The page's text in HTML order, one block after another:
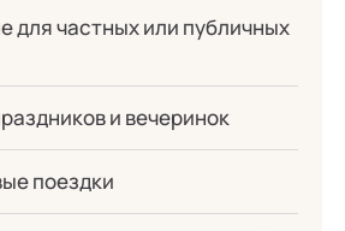
для частных или публичных
и вечеринок
поездки